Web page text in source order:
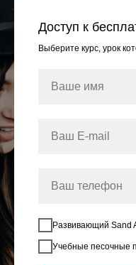
Доступ к
Выберите курс, урок
Развивающий Sand
Учебные песочные